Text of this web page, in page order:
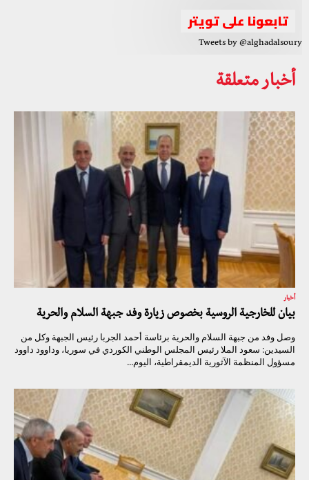
تابعونا على تويتر
Tweets by @alghadalsoury
أخبار متعلقة
أخبار
بيان للخارجية الروسية بخصوص زيارة وفد جبهة السلام والحرية
وصل وفد من جبهة السلام والحرية برئاسة أحمد الجربا رئيس الجبهة وكل من
السيدين: سعود الملا رئيس المجلس الوطني الكوردي في سوريا، وداوود داوود
مسؤول المنظمة الآثورية الديمقراطية، اليوم...